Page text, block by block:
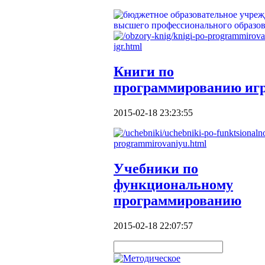
Книги по
программированию
2015-02-18 23:23:55
Учебники по
функциональному
программированию
2015-02-18 22:07:57